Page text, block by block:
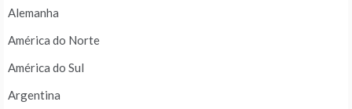
Alemanha
América do Norte
América do Sul
Argentina